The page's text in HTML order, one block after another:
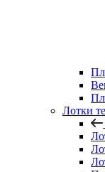
Лотки